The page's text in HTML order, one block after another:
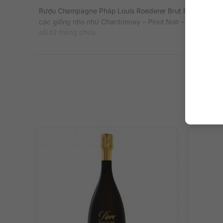
Rượu Champagne Pháp Louis Roederer Brut Premier
các giống nho như Chardonnay – Pinot Noir – Pinot
Louis Roederer Brut Premier 75cl ngay từ đầu đã
Rượu có cấu trúc và độ phong phú. Đây thực sự là một
Lượng trái cây tươi ngon đặc sắc trong rượu Louis
chua hài hòa ấn tượng có tiềm năng lâu dài đã giúp
QKAWine hiện đang cung cấp rượu vang nhập khẩu
mua rượu vang online hoặc ,
www.qkawine.com
Số điện thoại:
0363 90 9636